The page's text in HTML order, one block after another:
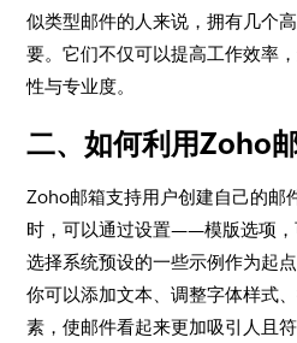
似类型邮件的人来说，拥有几个
要。它们不仅可以提高工作效率
性与专业度。
二、如何利用Zoho
Zoho邮箱支持用户创建自己的邮
时，可以通过设置——模版选项
选择系统预设的一些示例作为起
你可以添加文本、调整字体样式
素，使邮件看起来更加吸引人且